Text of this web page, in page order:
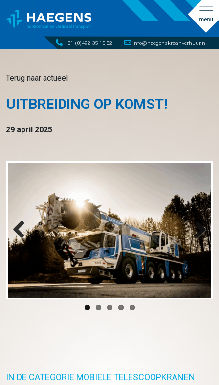
+31 (0)492 35 15 82 info@haegenskraanverhuur.nl
Terug naar actueel
UITBREIDING OP KOMST!
29 april 2025
Previous Next
IN DE CATEGORIE MOBIELE TELESCOOPKRANEN